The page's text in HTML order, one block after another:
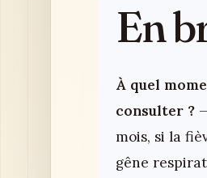
En
À quel
consulter ?
mois, si la
gêne